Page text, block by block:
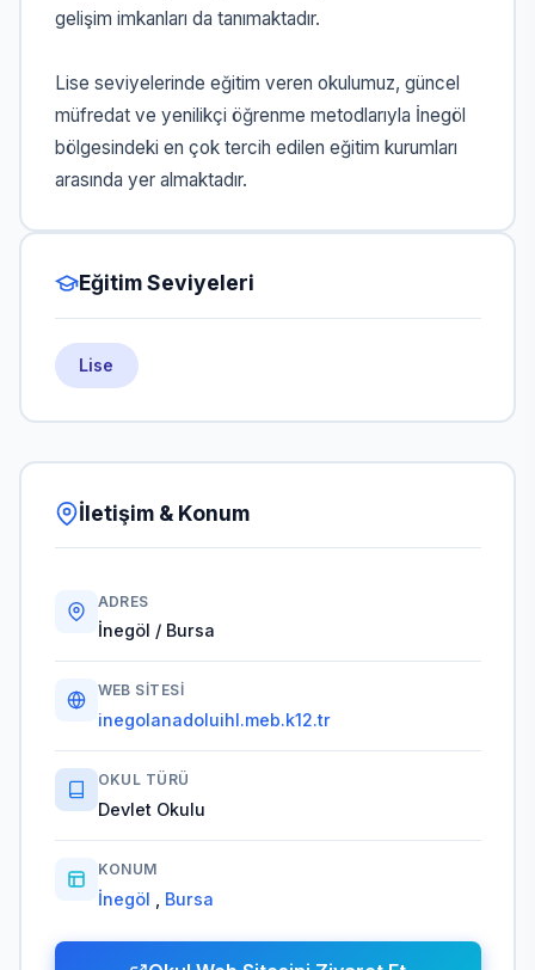
gelişim imkanları da tanımaktadır.
Lise seviyelerinde eğitim veren okulumuz, güncel
müfredat ve yenilikçi öğrenme metodlarıyla İnegöl
bölgesindeki en çok tercih edilen eğitim kurumları
arasında yer almaktadır.
Eğitim Seviyeleri
Lise
İletişim & Konum
ADRES
İnegöl / Bursa
WEB SITESI
inegolanadoluihl.meb.k12.tr
OKUL TÜRÜ
Devlet Okulu
KONUM
İnegöl Bursa